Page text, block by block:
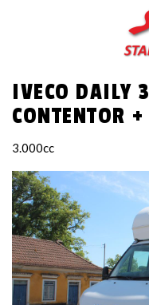
IVECO
CONTENTOR
3.000cc